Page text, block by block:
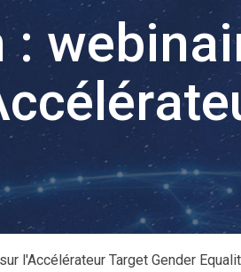
:
l'Accélérateur Target Gender